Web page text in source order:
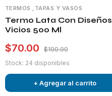
TERMOS ,TAPAS Y VASOS
Termo Lata Con Diseños
Vicios 500 Ml
$70.00
$100.00
Stock: 24 disponibles
+ Agregar al carrito